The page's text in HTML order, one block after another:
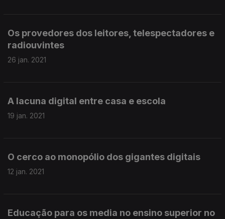
Os provedores dos leitores, telespectadores e
radiouvintes
26 jan. 2021
A lacuna digital entre casa e escola
19 jan. 2021
O cerco ao monopólio dos gigantes digitais
12 jan. 2021
Educação para os media no ensino superior no